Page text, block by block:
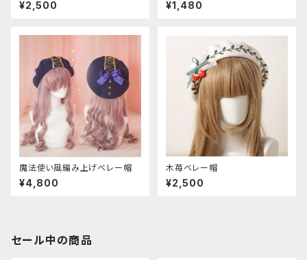
¥2,500 ¥1,480
魔法使い風編み上げベレー帽
¥4,800
木苺ベレー帽
¥2,500
セール中の商品